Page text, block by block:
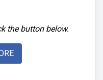
the button below.